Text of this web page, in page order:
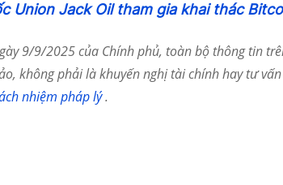
Union Jack Oil tham gia khai thác
9/9/2025 của Chính phủ, toàn bộ thông tin
không phải là khuyến nghị tài chính hay tư vấn
nhiệm pháp lý.